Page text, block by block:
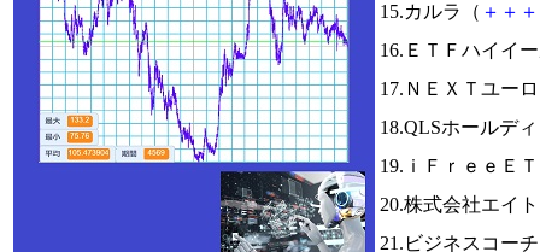
15.カルラ（ ＋ ＋ ＋
16.ＥＴＦハイイ
17.ＮＥＸＴユー
18.QLSホールデ
19.ｉＦｒｅｅＥ
20.株式会社エイ
21.ビジネスコー